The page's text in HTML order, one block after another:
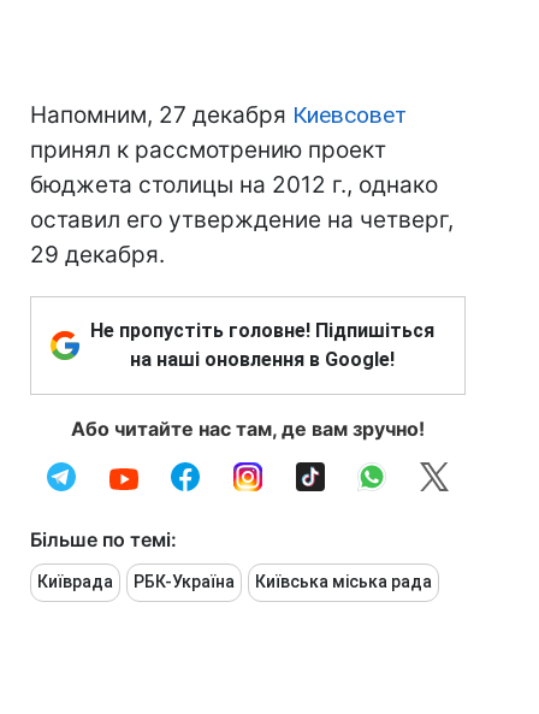
Напомним, 27 декабря Киевсовет
принял к рассмотрению проект
бюджета столицы на 2012 г., однако
оставил его утверждение на четверг,
29 декабря.
Не пропустіть головне! Підпишіться
на наші оновлення в Google!
Або читайте нас там, де вам зручно!
Більше по темі:
Київрада РБК-Україна Київська міська рада